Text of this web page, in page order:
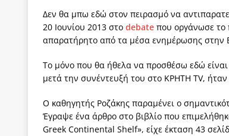
Δεν θα μπω εδώ στον πειρασμό να
20 Ιουνίου 2013 στο debate που οργάνωσε το
απαρατήρητο από τα μέσα ενημέρωσης στην
Το μόνο που θα ήθελα να προσθέσω εδώ είναι
μετά την συνέντευξή του στο ΚΡΗΤΗ ΤV, ήταν
Ο καθηγητής Ροζάκης παραμένει ο
Έγραψε ένα άρθρο στο βιβλίο που
Greek Continental Shelf», είχε έκταση 43